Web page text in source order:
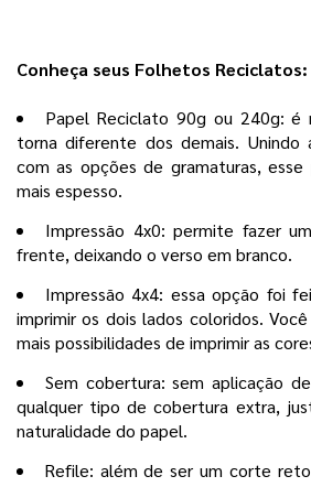
Conheça seus Folhetos Reciclatos:
Papel Reciclato 90g ou 240g: é
torna diferente dos demais. Unindo
com as opções de gramaturas,
mais espesso.
Impressão 4x0: permite fazer
frente, deixando o verso em branco.
Impressão 4x4: essa opção foi
imprimir os dois lados coloridos.
mais possibilidades de imprimir as
Sem cobertura: sem aplicação
qualquer tipo de cobertura extra,
naturalidade do papel.
Refile: além de ser um corte